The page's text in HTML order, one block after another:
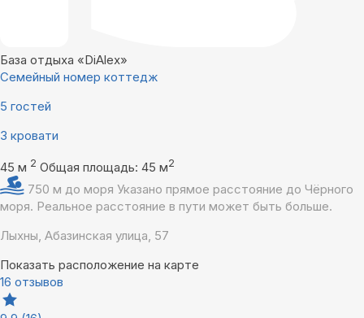
База отдыха «DiAlex»
Семейный номер коттедж
5 гостей
3 кровати
45 м 2 Общая площадь: 45 м2
750 м до моря Указано прямое расстояние до Чёрного
моря. Реальное расстояние в пути может быть больше.
Лыхны, Абазинская улица, 57
Показать расположение на карте
16 отзывов